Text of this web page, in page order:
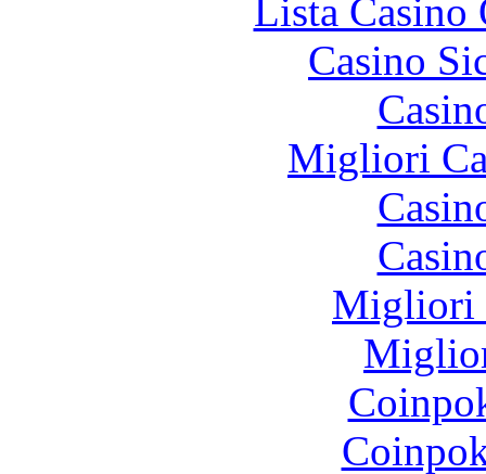
Lista
Casino
Migliori
Migliori